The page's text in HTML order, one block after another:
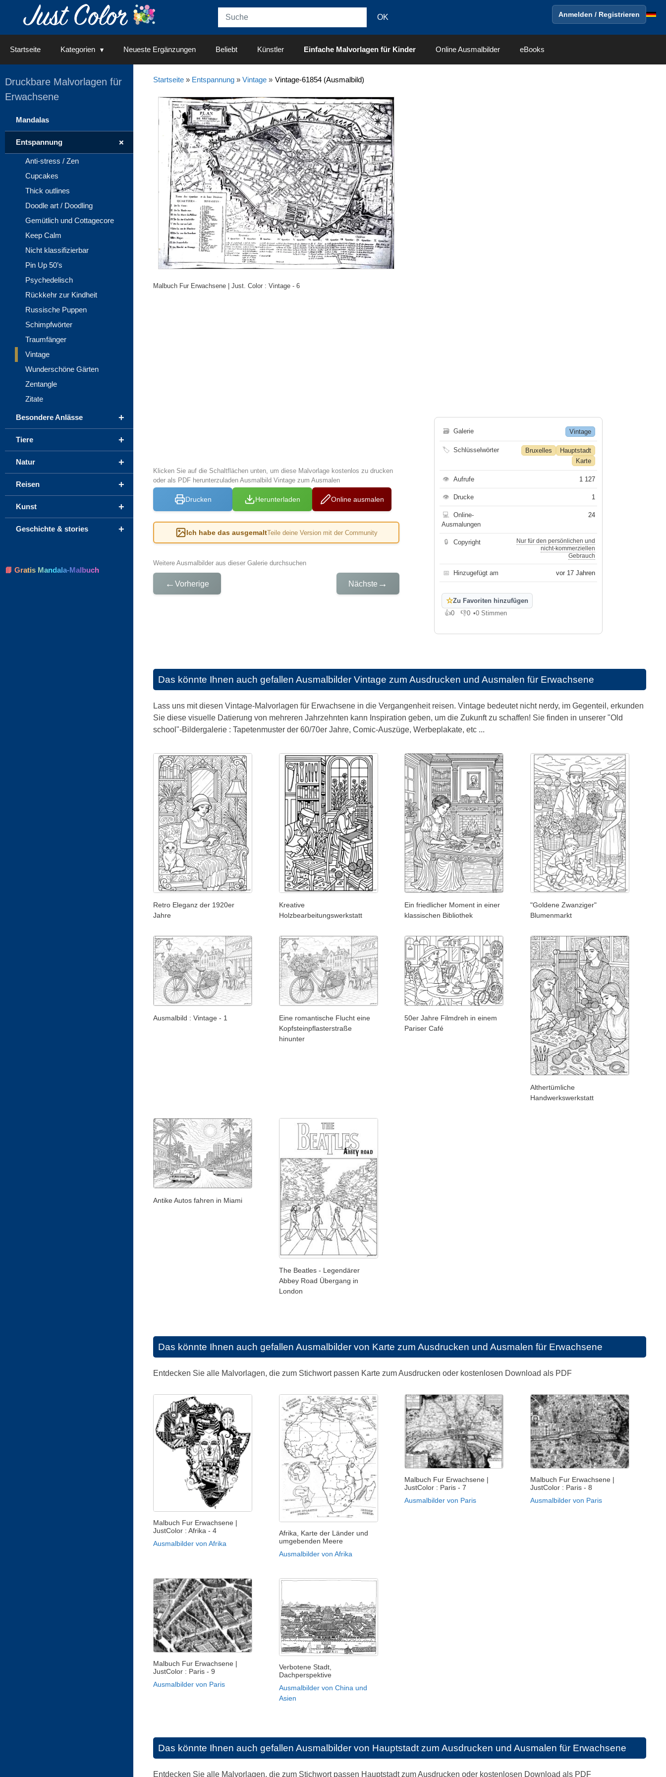
Anmelden / Registrieren
Startseite Kategorien Neueste Ergänzungen Beliebt Künstler Einfache Malvorlagen für Kinder Online Ausmalbilder eBooks
Startseite» Entspannung» Vintage» Vintage-61854 (Ausmalbild)
Malbuch Fur Erwachsene | Just. Color : Vintage - 6
Klicken Sie auf die Schaltflächen unten, um diese Malvorlage kostenlos zu drucken
oder als PDF herunterzuladen Ausmalbild Vintage zum Ausmalen
Drucken Herunterladen Online ausmalen
Ich habe das ausgemaltTeile deine Version mit der Community
Weitere Ausmalbilder aus dieser Galerie durchsuchen
← Vorherige Nächste →
🗃 Galerie Vintage
🏷 Schlüsselwörter Bruxelles
Hauptstadt
Karte
👁 Aufrufe 1 127
👁 Drucke 1
💻
Online-
Ausmalungen
24
🔒 Copyright
Nur für den persönlichen und
nicht-kommerziellen
Gebrauch
📅 Hinzugefügt am vor 17 Jahren
☆Zu Favoriten hinzufügen
👍0
Gefällt mir
👎0
Gefällt mir nicht
•0 Stimmen
Das könnte Ihnen auch gefallen Ausmalbilder Vintage zum Ausdrucken und Ausmalen für Erwachsene
Lass uns mit diesen Vintage-Malvorlagen für Erwachsene in die Vergangenheit reisen. Vintage bedeutet nicht nerdy, im Gegenteil, erkunden
Sie diese visuelle Datierung von mehreren Jahrzehnten kann Inspiration geben, um die Zukunft zu schaffen! Sie finden in unserer "Old
school"-Bildergalerie : Tapetenmuster der 60/70er Jahre, Comic-Auszüge, Werbeplakate, etc ...
Retro Eleganz der 1920er
Jahre
Kreative
Holzbearbeitungswerkstatt
Ein friedlicher Moment in einer
klassischen Bibliothek
"Goldene Zwanziger"
Blumenmarkt
Ausmalbild : Vintage - 1
Eine romantische Flucht eine
Kopfsteinpflasterstraße
hinunter
50er Jahre Filmdreh in einem
Pariser Café
Althertümliche
Handwerkswerkstatt
Antike Autos fahren in Miami
The Beatles - Legendärer
Abbey Road Übergang in
London
Das könnte Ihnen auch gefallen Ausmalbilder von Karte zum Ausdrucken und Ausmalen für Erwachsene
Entdecken Sie alle Malvorlagen, die zum Stichwort passen Karte zum Ausdrucken oder kostenlosen Download als PDF
Malbuch Fur Erwachsene |
JustColor : Afrika - 4
Ausmalbilder von Afrika
Afrika, Karte der Länder und
umgebenden Meere
Ausmalbilder von Afrika
Malbuch Fur Erwachsene |
JustColor : Paris - 7
Ausmalbilder von Paris
Malbuch Fur Erwachsene |
JustColor : Paris - 8
Ausmalbilder von Paris
Malbuch Fur Erwachsene |
JustColor : Paris - 9
Ausmalbilder von Paris
Verbotene Stadt,
Dachperspektive
Ausmalbilder von China und
Asien
Das könnte Ihnen auch gefallen Ausmalbilder von Hauptstadt zum Ausdrucken und Ausmalen für Erwachsene
Entdecken Sie alle Malvorlagen, die zum Stichwort passen Hauptstadt zum Ausdrucken oder kostenlosen Download als PDF
Druckbare Malvorlagen für
Erwachsene
Mandalas
+
Entspannung
Anti-stress / Zen
Cupcakes
Thick outlines
Doodle art / Doodling
Gemütlich und Cottagecore
Keep Calm
Nicht klassifizierbar
Pin Up 50’s
Psychedelisch
Rückkehr zur Kindheit
Russische Puppen
Schimpfwörter
Traumfänger
Vintage
Wunderschöne Gärten
Zentangle
Zitate
+
Besondere Anlässe
+
Tiere
+
Natur
+
Reisen
+
Kunst
+
Geschichte & stories
📘 Gratis Mandala-Malbuch